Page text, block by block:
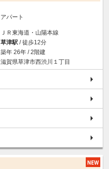
アパート
ＪＲ東海道・山陽本線
草津駅 / 徒歩12分
築年 26年 / 2階建
滋賀県草津市西渋川１丁目